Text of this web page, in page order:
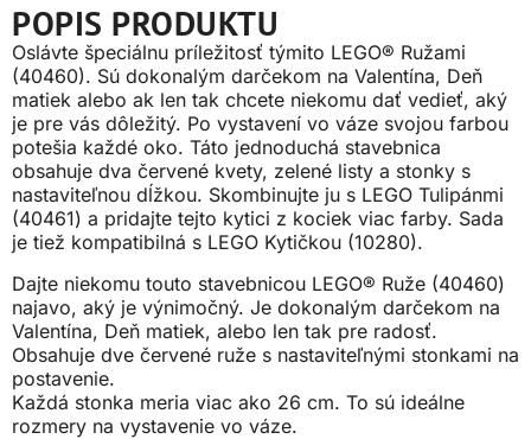
POPIS PRODUKTU
Oslávte špeciálnu príležitosť týmito LEGO® Ružami
(40460). Sú dokonalým darčekom na Valentína, Deň
matiek alebo ak len tak chcete niekomu dať vedieť, aký
je pre vás dôležitý. Po vystavení vo váze svojou farbou
potešia každé oko. Táto jednoduchá stavebnica
obsahuje dva červené kvety, zelené listy a stonky s
nastaviteľnou dĺžkou. Skombinujte ju s LEGO Tulipánmi
(40461) a pridajte tejto kytici z kociek viac farby. Sada
je tiež kompatibilná s LEGO Kytičkou (10280).
Dajte niekomu touto stavebnicou LEGO® Ruže (40460)
najavo, aký je výnimočný. Je dokonalým darčekom na
Valentína, Deň matiek, alebo len tak pre radosť.
Obsahuje dve červené ruže s nastaviteľnými stonkami na
postavenie.
Každá stonka meria viac ako 26 cm. To sú ideálne
rozmery na vystavenie vo váze.